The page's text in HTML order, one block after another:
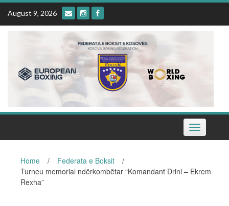
Skip
content
August 9, 2026
Toggle
navigation
Home / Federata e Boksit
/
Turneu memorial ndërkombëtar “Komandant Drini – Ekrem
Rexha”